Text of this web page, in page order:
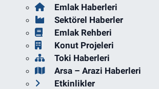
Emlak Haberleri
Sektörel Haberler
Emlak Rehberi
Konut Projeleri
Toki Haberleri
Arsa – Arazi Haberleri
Etkinlikler